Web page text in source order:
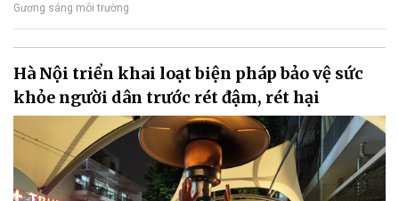
Gương sáng môi trường
Hà Nội triển khai loạt biện pháp bảo vệ sức
khỏe người dân trước rét đậm, rét hại